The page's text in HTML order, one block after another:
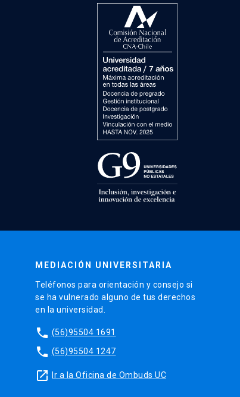
MEDIACIÓN UNIVERSITARIA
Teléfonos para orientación y consejo si
se ha vulnerado alguno de tus derechos
en la universidad.
phone (56)95504 1691
phone (56)95504 1247
launch Ir a la Oficina de Ombuds UC